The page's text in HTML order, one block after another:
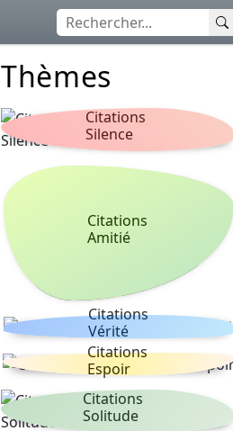
Thèmes
Citations
Silence
Citations
Amitié
Citations
Vérité
Citations
Espoir
Citations
Solitude